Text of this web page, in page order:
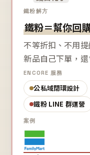
鐵粉解方
鐵粉＝幫你回
不等折扣、不用
新品自己下單，
ENCORE 服務
公私域閉環設計
鐵粉 LINE 群運營
案例